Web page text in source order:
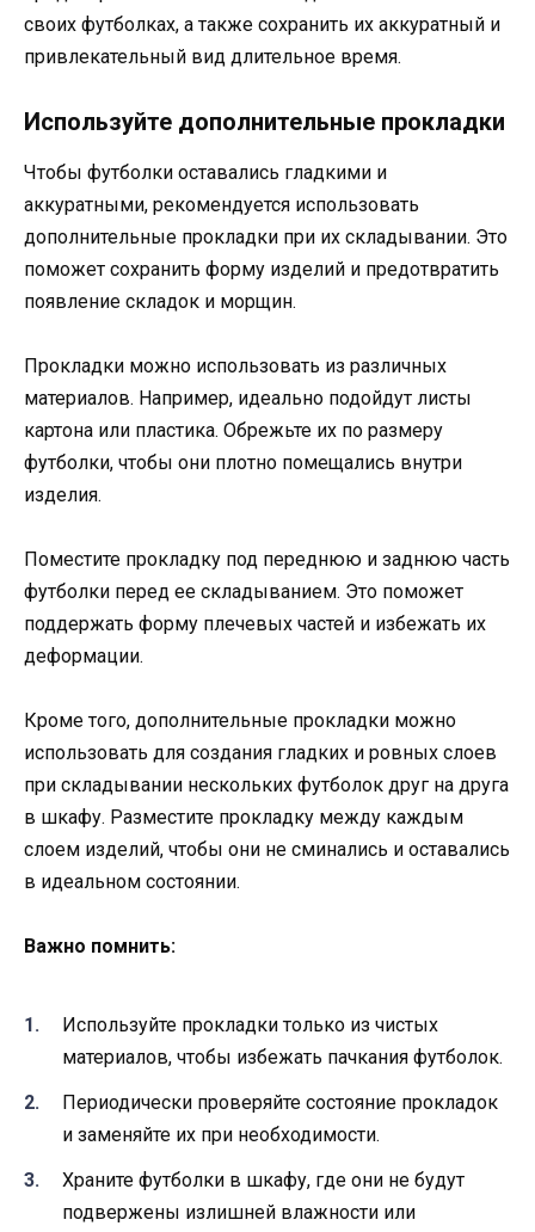
своих футболках, а также сохранить их аккуратный и
привлекательный вид длительное время.
Используйте дополнительные прокладки
Чтобы футболки оставались гладкими и
аккуратными, рекомендуется использовать
дополнительные прокладки при их складывании. Это
поможет сохранить форму изделий и предотвратить
появление складок и морщин.
Прокладки можно использовать из различных
материалов. Например, идеально подойдут листы
картона или пластика. Обрежьте их по размеру
футболки, чтобы они плотно помещались внутри
изделия.
Поместите прокладку под переднюю и заднюю часть
футболки перед ее складыванием. Это поможет
поддержать форму плечевых частей и избежать их
деформации.
Кроме того, дополнительные прокладки можно
использовать для создания гладких и ровных слоев
при складывании нескольких футболок друг на друга
в шкафу. Разместите прокладку между каждым
слоем изделий, чтобы они не сминались и оставались
в идеальном состоянии.
Важно помнить:
Используйте прокладки только из чистых
материалов, чтобы избежать пачкания футболок.
Периодически проверяйте состояние прокладок
и заменяйте их при необходимости.
Храните футболки в шкафу, где они не будут
подвержены излишней влажности или